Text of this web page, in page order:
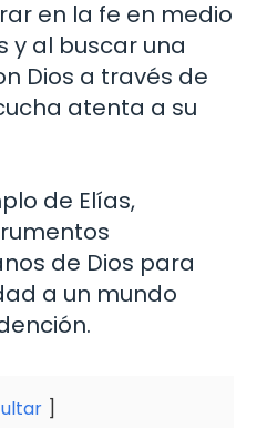
en la fe en medio
y al buscar una
Dios a través de
atenta a su
de Elías,
de Dios para
a un mundo